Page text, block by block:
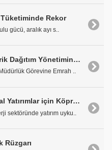
Rekor
gücü, aralık ayı s..
Adm ve Gdz Elektrik Dağıtım Yönetiminde Bayrak Değişikliği
Görevine Emrah ..
2026 Yılı, Jeotermal Yatırımlar için Köprüden Önceki Son Çıkış
sektöründe yatırım uyku..
Rüzgarı